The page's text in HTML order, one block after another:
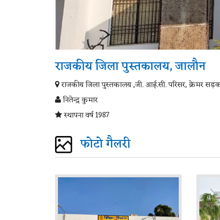
राजकीय जिला पुस्तकालय, जालौन
राजकीय जिला पुस्तकालय ,जी. आई.सी. परिसर, क्रेमर
नितेन्द्र कुमार
स्थापना वर्ष 1987
फोटो गैलरी